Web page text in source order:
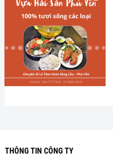
THÔNG TIN CÔNG TY